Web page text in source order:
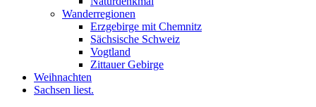
Wanderregionen
Erzgebirge mit Chemnitz
Sächsische Schweiz
Vogtland
Zittauer Gebirge
Weihnachten
Sachsen liest.